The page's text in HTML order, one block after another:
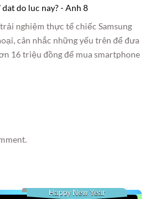
nghiệm thực tế chiếc Samsung
cân nhắc những yếu trên để đưa
16 triệu đồng để mua smartphone
Happy New Year